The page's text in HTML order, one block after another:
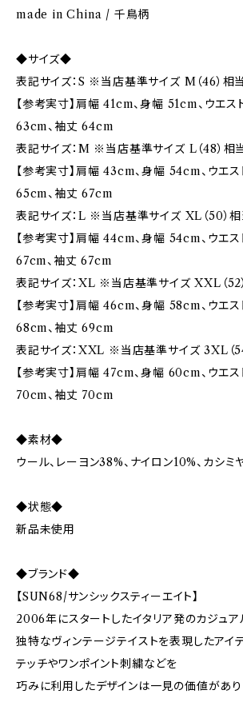
made in China / 千鳥柄
◆サイズ◆
表記サイズ：S ※当店基準サイズ M（46）相当
【参考実寸】肩幅 41cm、身幅 51cm、ウエ
63cm、袖丈 64cm
表記サイズ：M ※当店基準サイズ L（48）相
【参考実寸】肩幅 43cm、身幅 54cm、ウエ
65cm、袖丈 67cm
表記サイズ：L ※当店基準サイズ XL（50）相
【参考実寸】肩幅 44cm、身幅 54cm、ウエ
67cm、袖丈 67cm
表記サイズ：XL ※当店基準サイズ XXL（52
【参考実寸】肩幅 46cm、身幅 58cm、ウエ
68cm、袖丈 69cm
表記サイズ：XXL ※当店基準サイズ 3XL（
【参考実寸】肩幅 47cm、身幅 60cm、ウエ
70cm、袖丈 70cm
◆素材◆
ウール、レーヨン38%、ナイロン10%、カシミ
◆状態◆
新品未使用
◆ブランド◆
【SUN68/サンシックスティーエイト】
2006年にスタートしたイタリア発のカジュア
独特なヴィンテージテイストを表現したアイ
テッチやワンポイント刺繍などを
巧みに利用したデザインは一見の価値があり